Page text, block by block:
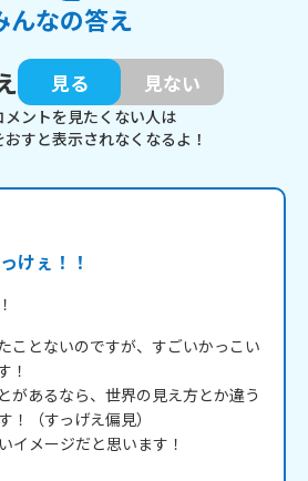
んなの答え
見る 見ない
ントを見たくない人は
おすと表示されなくなるよ！
けぇ！！
ことないのですが、すごいかっこい
！
があるなら、世界の見え方とか違う
（すっげえ偏見）
イメージだと思います！